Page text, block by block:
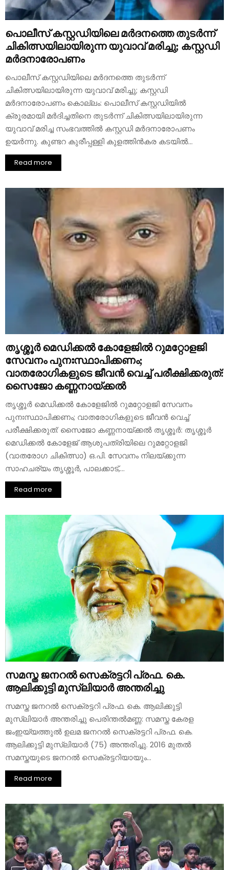
പൊലീസ് കസ്റ്റഡിയിലെ മർദനത്തെ തുടർന്ന്
ചികിത്സയിലായിരുന്ന യുവാവ് മരിച്ചു; കസ്റ്റഡി
മർദനാരോപണം
പൊലീസ് കസ്റ്റഡിയിലെ മർദനത്തെ തുടർന്ന്
ചികിത്സയിലായിരുന്ന യുവാവ് മരിച്ചു; കസ്റ്റഡി
മർദനാരോപണം കൊല്ലം: പൊലീസ് കസ്റ്റഡിയിൽ
ക്രൂരമായി മർദിച്ചതിനെ തുടർന്ന് ചികിത്സയിലായിരുന്ന
യുവാവ് മരിച്ച സംഭവത്തിൽ കസ്റ്റഡി മർദനാരോപണം
ഉയർന്നു. കുണ്ടറ കുരീപ്പള്ളി കുളത്തിൻകര കടയിൽ...
Read more
തൃശ്ശൂർ മെഡിക്കൽ കോളേജിൽ റുമറ്റോളജി
സേവനം പുനഃസ്ഥാപിക്കണം;
വാതരോഗികളുടെ ജീവൻ വെച്ച് പരീക്ഷിക്കരുത്:
സൈജോ കണ്ണനായ്ക്കൽ
തൃശ്ശൂർ മെഡിക്കൽ കോളേജിൽ റുമറ്റോളജി സേവനം
പുനഃസ്ഥാപിക്കണം; വാതരോഗികളുടെ ജീവൻ വെച്ച്
പരീക്ഷിക്കരുത്: സൈജോ കണ്ണനായ്ക്കൽ തൃശ്ശൂർ: തൃശ്ശൂർ
മെഡിക്കൽ കോളേജ് ആശുപത്രിയിലെ റുമറ്റോളജി
(വാതരോഗ ചികിത്സാ) ഒ.പി. സേവനം നിലയ്ക്കുന്ന
സാഹചര്യം തൃശ്ശൂർ, പാലക്കാട്,...
Read more
സമസ്ത ജനറൽ സെക്രട്ടറി പ്രഫ. കെ.
ആലിക്കുട്ടി മുസ്‌ലിയാർ അന്തരിച്ചു
സമസ്ത ജനറൽ സെക്രട്ടറി പ്രഫ. കെ. ആലിക്കുട്ടി
മുസ്‌ലിയാർ അന്തരിച്ചു പെരിന്തൽമണ്ണ: സമസ്ത കേരള
ജംഇയ്യത്തുല്‍ ഉലമ ജനറൽ സെക്രട്ടറി പ്രഫ. കെ.
ആലിക്കുട്ടി മുസ്‌ലിയാർ (75) അന്തരിച്ചു. 2016 മുതൽ
സമസ്തയുടെ ജനറൽ സെക്രട്ടറിയായും...
Read more